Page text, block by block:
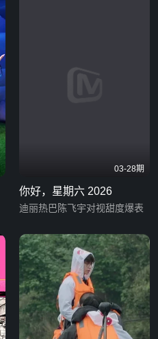
03-28期
你好，星期六 2026
迪丽热巴陈飞宇对视甜度爆表